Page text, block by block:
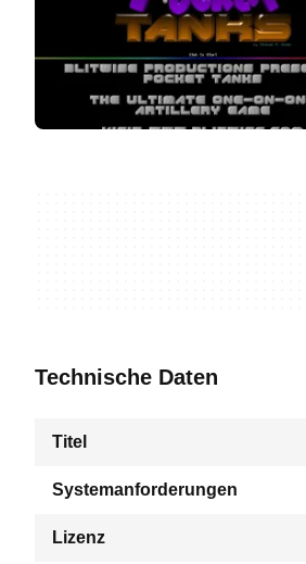
Technische Daten
Titel
Systemanforderungen
Lizenz